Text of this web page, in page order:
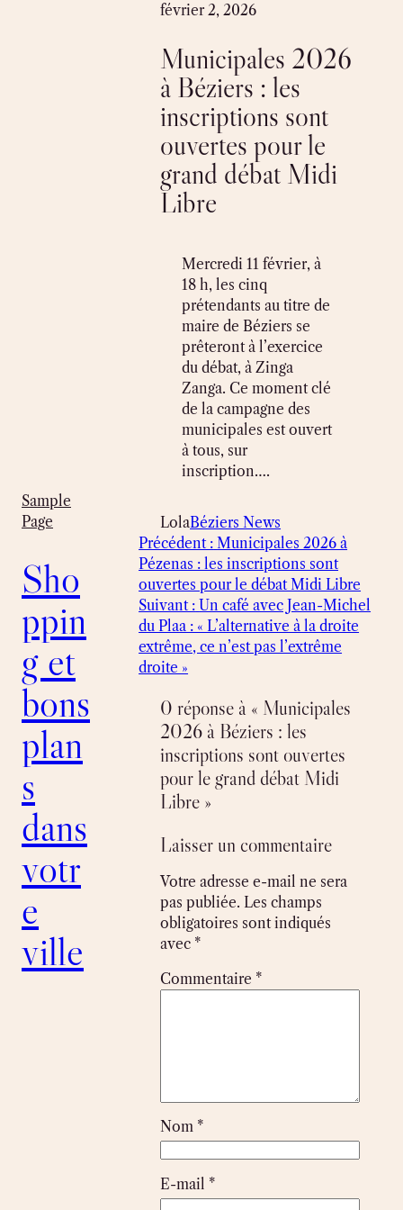
Sample
Page
Sho
ppin
g et
bons
plan
s
dans
votr
e
ville
février 2, 2026
Municipales 2026
à Béziers : les
inscriptions sont
ouvertes pour le
grand débat Midi
Libre
Mercredi 11 février, à
18 h, les cinq
prétendants au titre de
maire de Béziers se
prêteront à l’exercice
du débat, à Zinga
Zanga. Ce moment clé
de la campagne des
municipales est ouvert
à tous, sur
inscription….
LolaBéziers News
Précédent : Municipales 2026 à
Pézenas : les inscriptions sont
ouvertes pour le débat Midi Libre
Suivant : Un café avec Jean-Michel
du Plaa : « L’alternative à la droite
extrême, ce n’est pas l’extrême
droite »
0 réponse à « Municipales
2026 à Béziers : les
inscriptions sont ouvertes
pour le grand débat Midi
Libre »
Laisser un commentaire
Votre adresse e-mail ne sera
pas publiée. Les champs
obligatoires sont indiqués
avec *
Commentaire *
Nom *
E-mail *